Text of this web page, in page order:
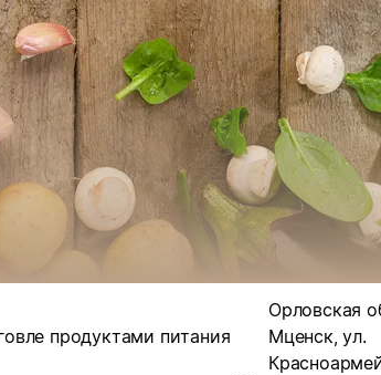
продуктами питания
Орловская
Мценск, ул.